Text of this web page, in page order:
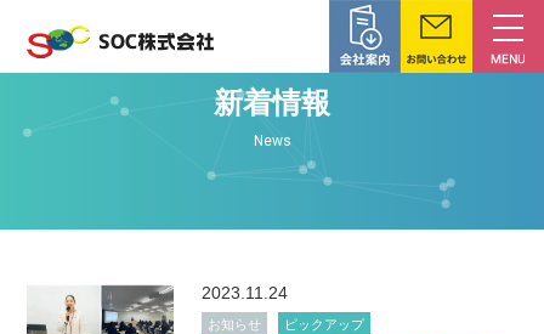
新着情報
News
2023.11.24
お知らせ ピックアップ